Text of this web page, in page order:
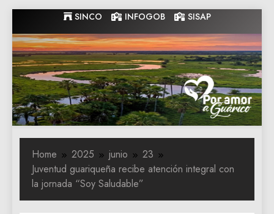
to
content
SINCO INFOGOB SISAP
Gobernacion
de Guarico
Gobernacion de Guarico
Home 2025 junio
23
Juventud guariqueña recibe atención integral con
la jornada “Soy Saludable”